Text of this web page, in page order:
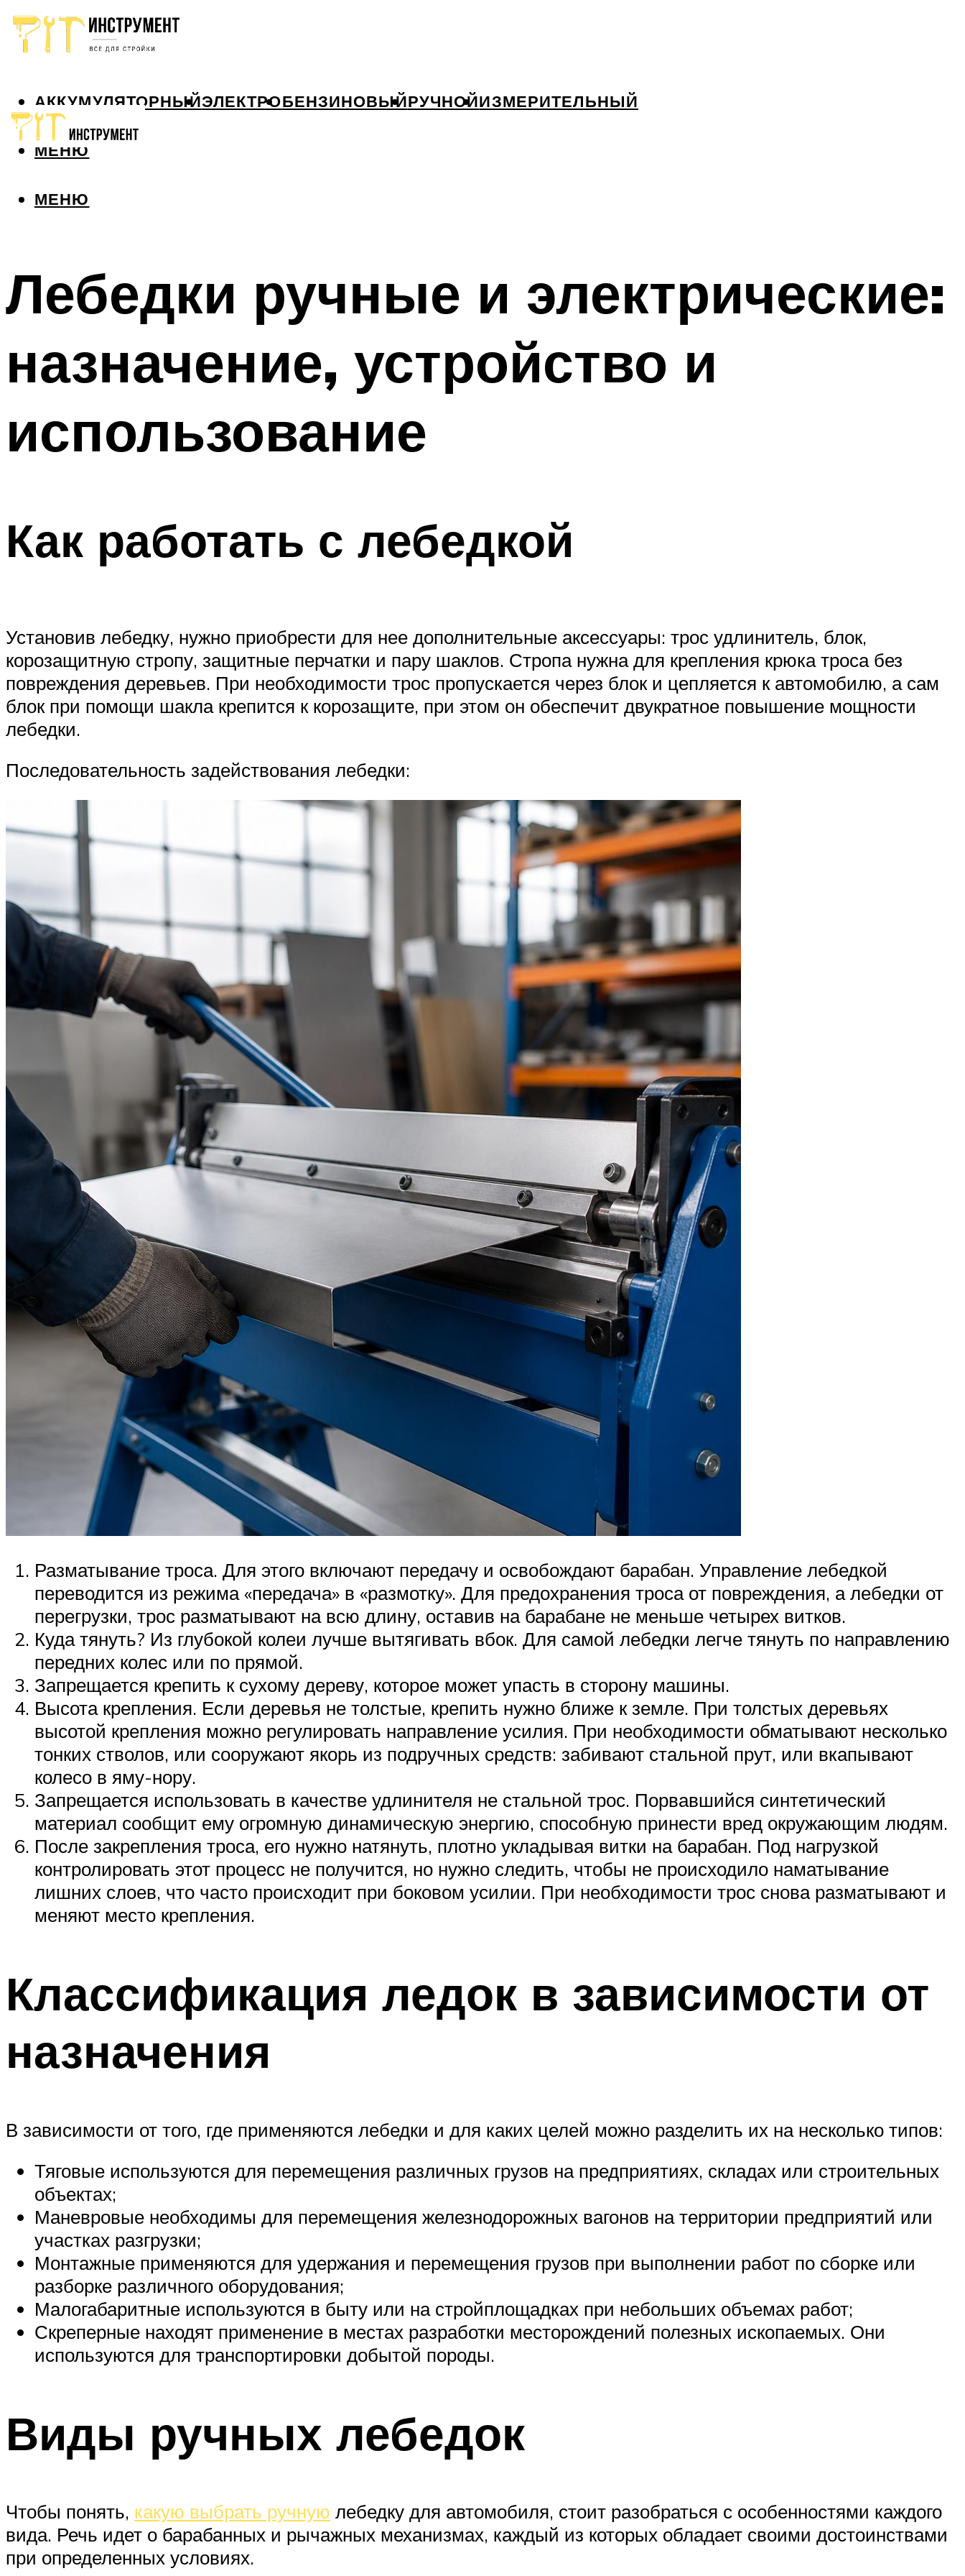
АККУМУЛЯТОРНЫЙЭЛЕКТРОБЕНЗИНОВЫЙРУЧНОЙИЗМЕРИТЕЛЬНЫЙ
МЕНЮ
МЕНЮ
Лебедки ручные и электрические:
назначение, устройство и
использование
Как работать с лебедкой
Установив лебедку, нужно приобрести для нее дополнительные аксессуары: трос удлинитель, блок,
корозащитную стропу, защитные перчатки и пару шаклов. Стропа нужна для крепления крюка троса без
повреждения деревьев. При необходимости трос пропускается через блок и цепляется к автомобилю, а сам
блок при помощи шакла крепится к корозащите, при этом он обеспечит двукратное повышение мощности
лебедки.
Последовательность задействования лебедки:
Разматывание троса. Для этого включают передачу и освобождают барабан. Управление лебедкой
переводится из режима «передача» в «размотку». Для предохранения троса от повреждения, а лебедки от
перегрузки, трос разматывают на всю длину, оставив на барабане не меньше четырех витков.
Куда тянуть? Из глубокой колеи лучше вытягивать вбок. Для самой лебедки легче тянуть по направлению
передних колес или по прямой.
Запрещается крепить к сухому дереву, которое может упасть в сторону машины.
Высота крепления. Если деревья не толстые, крепить нужно ближе к земле. При толстых деревьях
высотой крепления можно регулировать направление усилия. При необходимости обматывают несколько
тонких стволов, или сооружают якорь из подручных средств: забивают стальной прут, или вкапывают
колесо в яму-нору.
Запрещается использовать в качестве удлинителя не стальной трос. Порвавшийся синтетический
материал сообщит ему огромную динамическую энергию, способную принести вред окружающим людям.
После закрепления троса, его нужно натянуть, плотно укладывая витки на барабан. Под нагрузкой
контролировать этот процесс не получится, но нужно следить, чтобы не происходило наматывание
лишних слоев, что часто происходит при боковом усилии. При необходимости трос снова разматывают и
меняют место крепления.
Классификация ледок в зависимости от
назначения
В зависимости от того, где применяются лебедки и для каких целей можно разделить их на несколько типов:
Тяговые используются для перемещения различных грузов на предприятиях, складах или строительных
объектах;
Маневровые необходимы для перемещения железнодорожных вагонов на территории предприятий или
участках разгрузки;
Монтажные применяются для удержания и перемещения грузов при выполнении работ по сборке или
разборке различного оборудования;
Малогабаритные используются в быту или на стройплощадках при небольших объемах работ;
Скреперные находят применение в местах разработки месторождений полезных ископаемых. Они
используются для транспортировки добытой породы.
Виды ручных лебедок
Чтобы понять, какую выбрать ручную лебедку для автомобиля, стоит разобраться с особенностями каждого
вида. Речь идет о барабанных и рычажных механизмах, каждый из которых обладает своими достоинствами
при определенных условиях.